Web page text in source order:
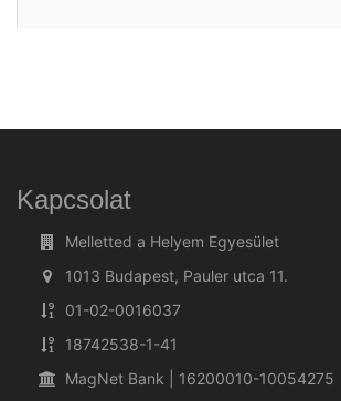
Kapcsolat
Melletted a Helyem Egyesület
1013 Budapest, Pauler utca 11.
01-02-0016037
18742538-1-41
MagNet Bank | 16200010-10054275